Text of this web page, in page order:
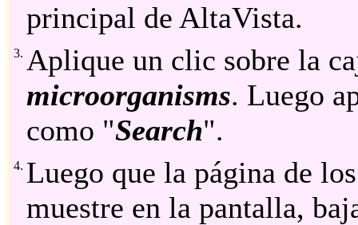
principal de AltaVista.
3. Aplique un clic sobre la
microorganisms. Luego
como "Search".
4. Luego que la página de
muestre en la pantalla,